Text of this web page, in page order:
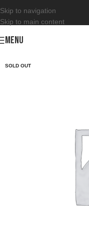
Skip to navigation
Skip to main content
MENU
SOLD OUT